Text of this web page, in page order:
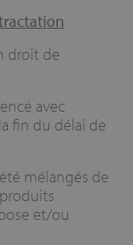
droit de
avec
fin du délai de
mélangés de
et/ou